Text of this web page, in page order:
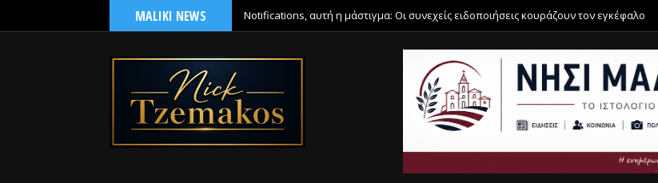
MALIKI NEWS Notifications, αυτή η μάστιγμα: Οι συνεχείς ειδοποιήσεις κουράζουν τον εγκέφαλο